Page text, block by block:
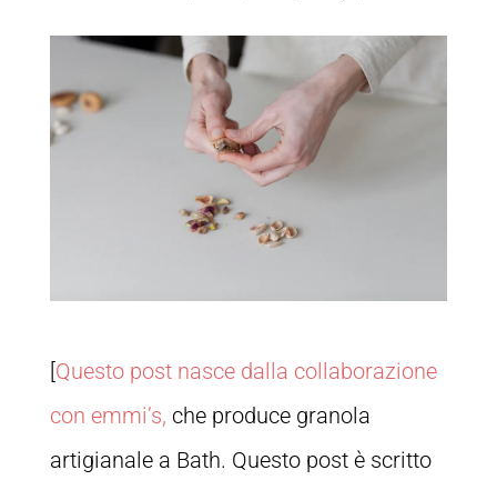
[Questo post nasce dalla collaborazione
con emmi’s, che produce granola
artigianale a Bath. Questo post è scritto